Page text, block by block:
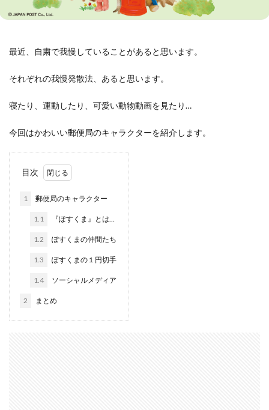
最近、自粛で我慢していることがあると思います。
それぞれの我慢発散法、あると思います。
寝たり、運動したり、可愛い動物動画を見たり…
今回はかわいい郵便局のキャラクターを紹介します。
目次
1 郵便局のキャラクター
1.1 『ぽすくま』とは…
1.2 ぽすくまの仲間たち
1.3 ぽすくまの１円切手
1.4 ソーシャルメディア
2 まとめ